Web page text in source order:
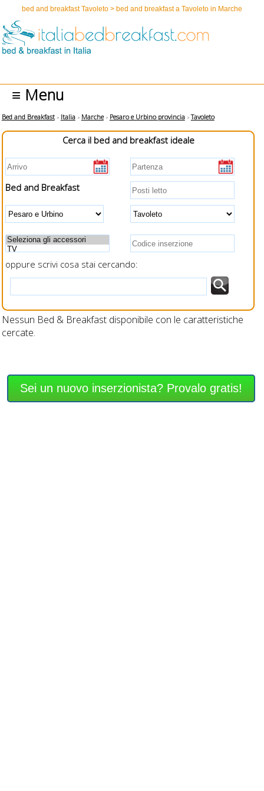
bed and breakfast Tavoleto > bed and breakfast a Tavoleto in Marche
≡ Menu
Bed and Breakfast Italia Marche Pesaro e Urbino provincia Tavoleto
Cerca il bed and breakfast ideale
Bed and Breakfast
oppure scrivi cosa stai cercando:
Nessun Bed & Breakfast disponibile con le caratteristiche
cercate.
Sei un nuovo inserzionista? Provalo gratis!